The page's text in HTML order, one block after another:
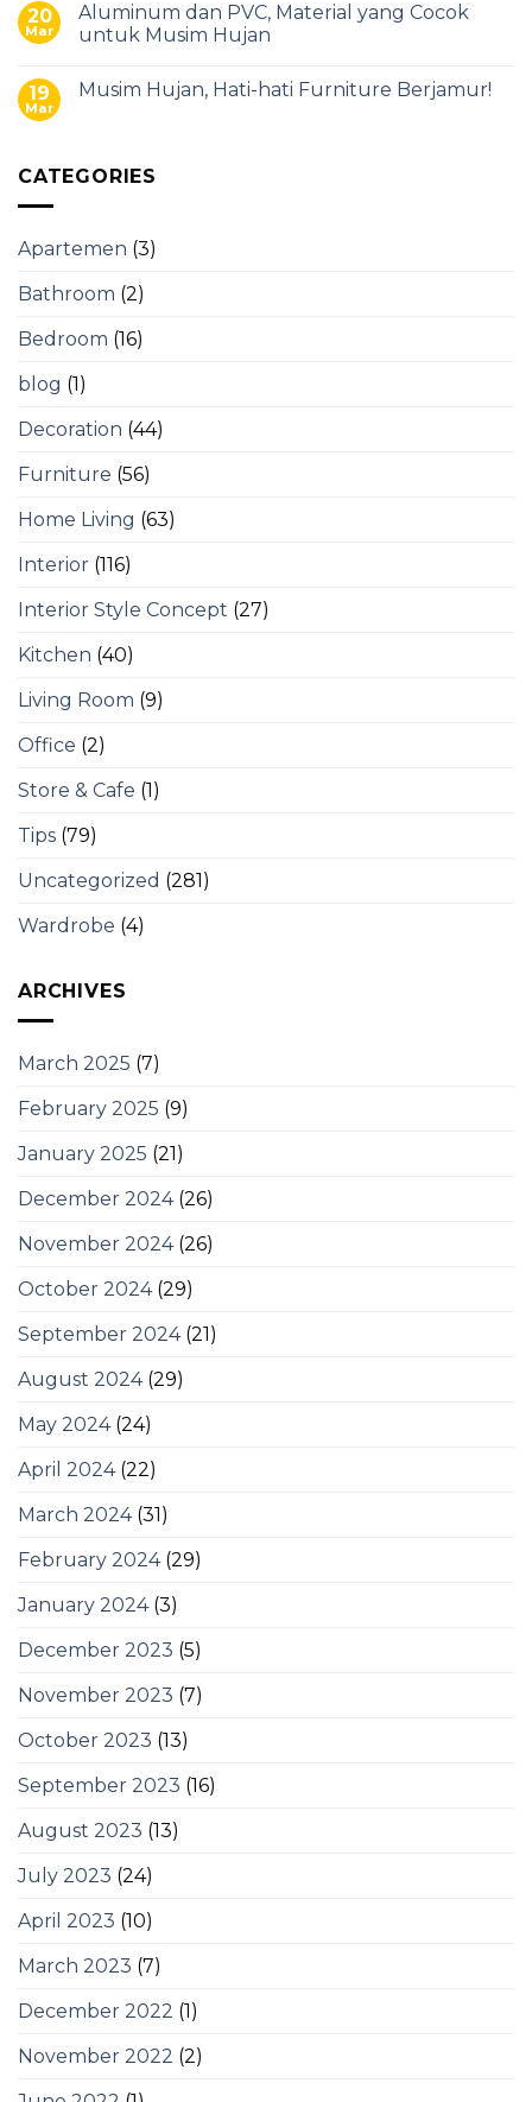
20
Mar
Aluminum dan PVC, Material yang Cocok
untuk Musim Hujan
19
Mar
Musim Hujan, Hati-hati Furniture Berjamur!
CATEGORIES
Apartemen (3)
Bathroom (2)
Bedroom (16)
blog (1)
Decoration (44)
Furniture (56)
Home Living (63)
Interior (116)
Interior Style Concept (27)
Kitchen (40)
Living Room (9)
Office (2)
Store & Cafe (1)
Tips (79)
Uncategorized (281)
Wardrobe (4)
ARCHIVES
March 2025 (7)
February 2025 (9)
January 2025 (21)
December 2024(26)
November 2024(26)
October 2024(29)
September 2024(21)
August 2024(29)
May 2024(24)
April 2024(22)
March 2024(31)
February 2024(29)
January 2024(3)
December 2023 (5)
November 2023 (7)
October 2023 (13)
September 2023 (16)
August 2023 (13)
July 2023 (24)
April 2023 (10)
March 2023 (7)
December 2022 (1)
November 2022 (2)